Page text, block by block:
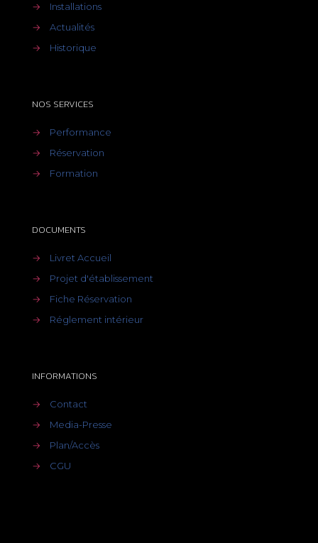
→
Installations
→
Actualités
→
Historique
NOS SERVICES
→
Performance
→
Réservation
→
Formation
DOCUMENTS
→
Livret Accueil
→
Projet d'établissement
→
Fiche Réservation
→
Réglement intérieur
INFORMATIONS
→
Contact
→
Media-Presse
→
Plan/Accès
→
CGU